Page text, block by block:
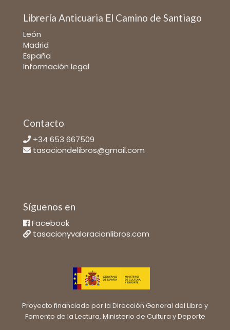
Librería Anticuaria El Camino de Santiago
León
Madrid
España
Información legal
Contacto
+34 653 667509
tasaciondelibros@gmail.com
Síguenos en
Facebook
tasacionyvaloracionlibros.com
Proyecto financiado por la Dirección General del Libro y
Fomento de la Lectura, Ministerio de Cultura y Deporte